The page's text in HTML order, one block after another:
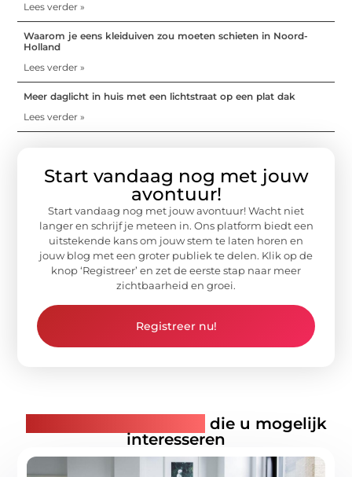
Lees verder »
Waarom je eens kleiduiven zou moeten schieten in Noord-
Holland
Lees verder »
Meer daglicht in huis met een lichtstraat op een plat dak
Lees verder »
Start vandaag nog met jouw
avontuur!
Start vandaag nog met jouw avontuur! Wacht niet
langer en schrijf je meteen in. Ons platform biedt een
uitstekende kans om jouw stem te laten horen en
jouw blog met een groter publiek te delen. Klik op de
knop ‘Registreer’ en zet de eerste stap naar meer
zichtbaarheid en groei.
Registreer nu!
die u mogelijk
interesseren